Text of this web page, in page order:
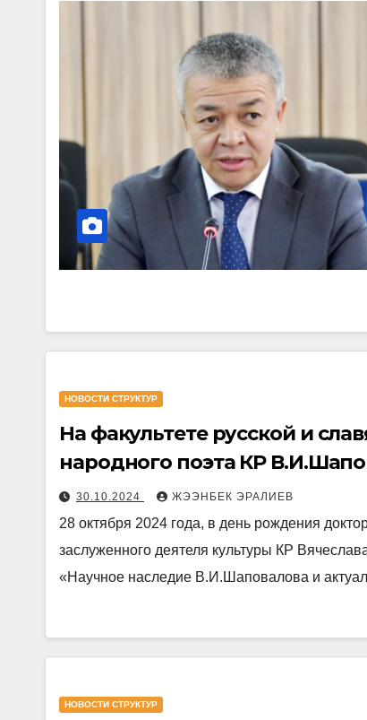
НОВОСТИ СТРУКТУР
На факультете русской и
народного поэта КР
30.10.2024 ЖЭЭНБЕК ЭРАЛИЕВ
28 октября 2024 года, в день рождения
заслуженного деятеля культуры КР
«Научное наследие В.И.Шаповалова и
НОВОСТИ СТРУКТУР